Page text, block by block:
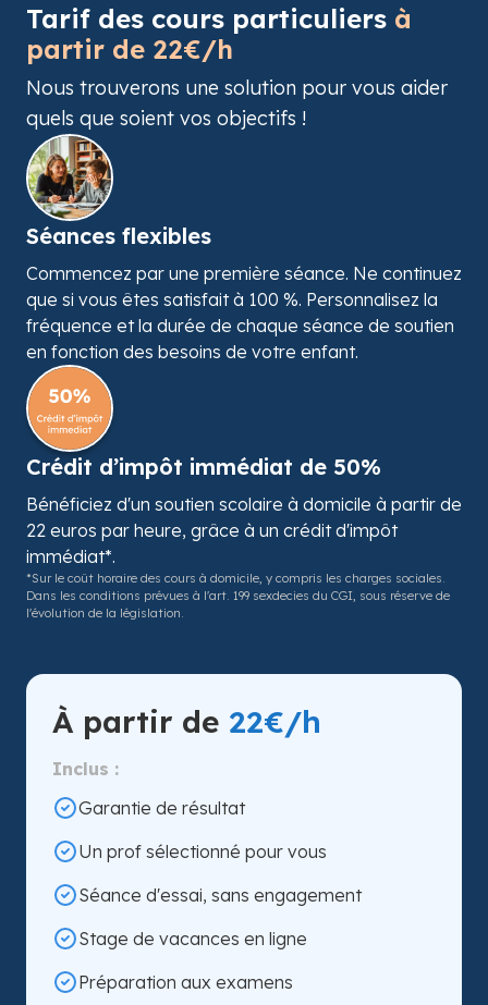
Tarif des cours particuliers à
partir de 22€/h
Nous trouverons une solution pour vous aider
quels que soient vos objectifs !
Séances flexibles
Commencez par une première séance. Ne continuez
que si vous êtes satisfait à 100 %. Personnalisez la
fréquence et la durée de chaque séance de soutien
en fonction des besoins de votre enfant.
Crédit d’impôt immédiat de 50%
Bénéficiez d'un soutien scolaire à domicile à partir de
22 euros par heure, grâce à un crédit d'impôt
immédiat*.
*Sur le coût horaire des cours à domicile, y compris les charges sociales.
Dans les conditions prévues à l'art. 199 sexdecies du CGI, sous réserve de
l'évolution de la législation.
À partir de 22€/h
Inclus :
Garantie de résultat
Un prof sélectionné pour vous
Séance d'essai, sans engagement
Stage de vacances en ligne
Préparation aux examens